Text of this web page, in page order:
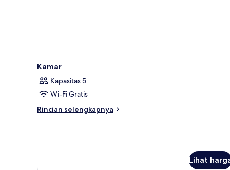
Kamar
Kapasitas 5
Wi-Fi Gratis
Rincian selengkapnya
Rincian
Lihat